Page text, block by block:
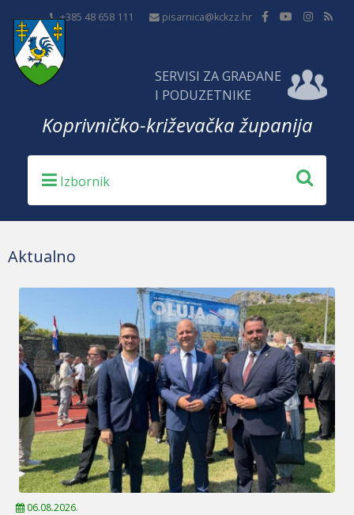
+385 48 658 111 pisarnica@kckzz.hr
SERVISI ZA GRAĐANE
I PODUZETNIKE
Koprivničko-križevačka županija
Aktualno
06.08.2026.